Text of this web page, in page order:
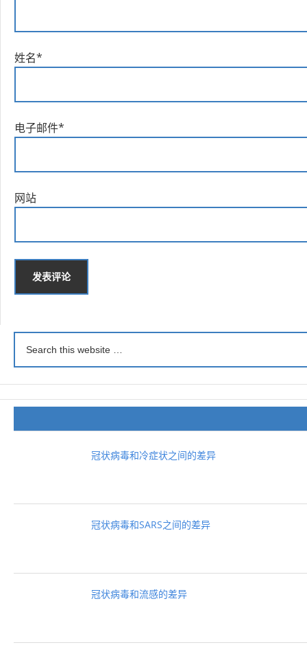
姓名*
电子邮件*
网站
冠状病毒和冷症状之间的差异
冠状病毒和SARS之间的差异
冠状病毒和流感的差异